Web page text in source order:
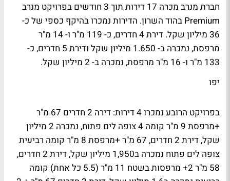
חברת מנרב מכרה 17 דירות תוך 3 חודשים בפרויקט מנרב
Premium בהוד השרון. הדירות נמכרו בהיקף כספי של כ-
36 מיליון שקל. דירת 4 חדרים, כ- 119 מ"ר ו- 14 מ"ר
מרפסת, נמכרה ב- 1.650 מיליון שקל ודירת 5 חדרים, כ-
133 מ"ר ו- 16 מ"ר מרפסת, נמכרה ב- 2 מיליון שקל.
יפו
בפרויקט הרובע נמכרו 4 דירות: דירה 2 חדרים 67 מ"ר
+מרפסת 9 מ"ר קומה 4 צופה לים פתוח, נמכרה 2 מיליון
שקל, דירת 2 חדרים, 67 מ"ר +מרפסת 8 מ"ר קומה רביעית
צופה לים פתוח נמכרה ב1,950 מיליון שקל, דירת 2 חדרים,
58 מ"ר 2+ מרפסות בשטח 11 מ"ר (5.5 כל אחת) קומה